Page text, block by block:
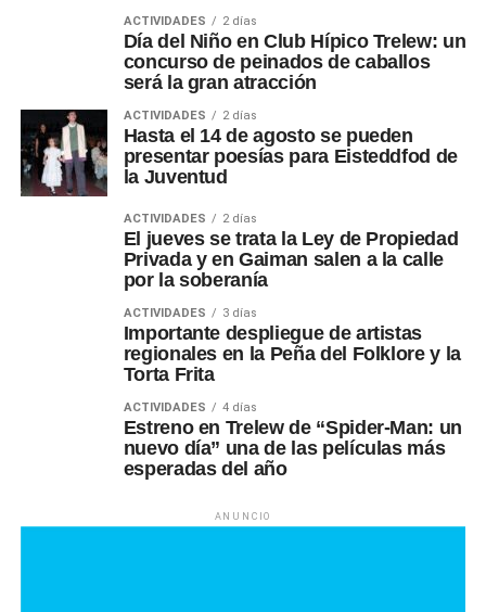
ACTIVIDADES 2 días
Día del Niño en Club Hípico Trelew: un
concurso de peinados de caballos
será la gran atracción
ACTIVIDADES 2 días
Hasta el 14 de agosto se pueden
presentar poesías para Eisteddfod de
la Juventud
ACTIVIDADES 2 días
El jueves se trata la Ley de Propiedad
Privada y en Gaiman salen a la calle
por la soberanía
ACTIVIDADES 3 días
Importante despliegue de artistas
regionales en la Peña del Folklore y la
Torta Frita
ACTIVIDADES 4 días
Estreno en Trelew de “Spider-Man: un
nuevo día” una de las películas más
esperadas del año
ANUNCIO